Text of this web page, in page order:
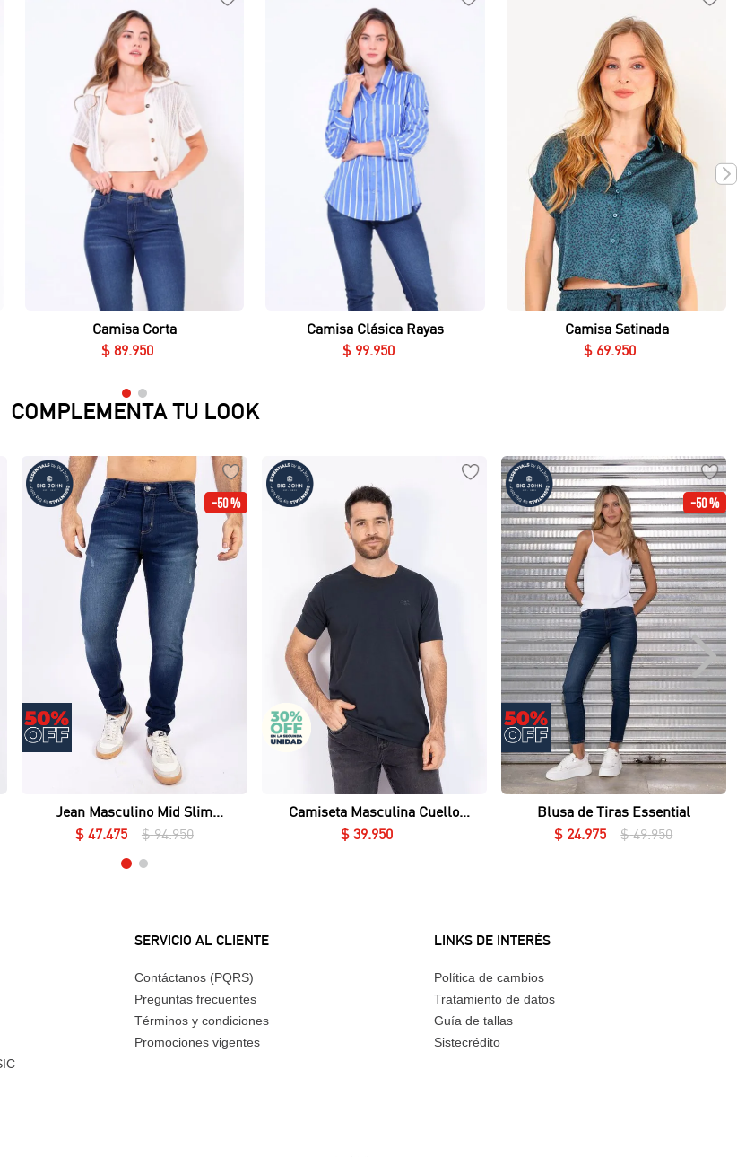
Vista rápida
Camisa Corta
$ 89.950
Vista rápida
Camisa Clásica Rayas
$ 99.950
Vista rápida
Camisa Satinada
$ 69.950
COMPLEMENTA TU LOOK
-50 %
Vista rápida
Jean Masculino Mid Slim
Essential
$ 47.475 $ 94.950
Vista rápida
Camiseta Masculina Cuello
$ 39 950
-50 %
Vista rápida
Blusa de Tiras Essential
$ 24. 975 $ 49.950
SERVICIO AL CLIENTE
Contáctanos (PQRS)
Preguntas frecuentes
Términos y condiciones
Promociones vigentes
LINKS DE INTERÉS
Política de cambios
Tratamiento de datos
Guía de tallas
Sistecrédito